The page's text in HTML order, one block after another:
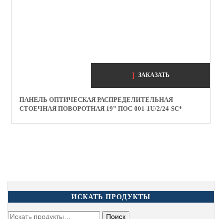
ЗАКАЗАТЬ
ПАНЕЛЬ ОПТИЧЕСКАЯ РАСПРЕДЕЛИТЕЛЬНАЯ
СТОЕЧНАЯ ПОВОРОТНАЯ 19” ПОС-001-1U/2/24-SC*
ИСКАТЬ ПРОДУКТЫ